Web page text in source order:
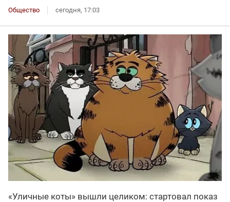
Общество сегодня, 17:03
«Уличные коты» вышли целиком: стартовал показ